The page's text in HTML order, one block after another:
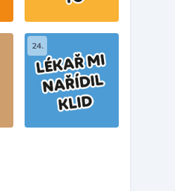
24.